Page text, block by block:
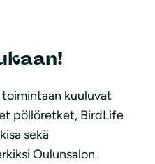
kuuluvat
pöllöretket, BirdLife
sekä
Oulunsalon